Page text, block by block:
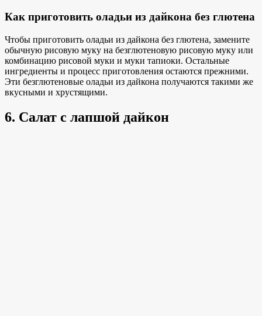
Как приготовить оладьи из дайкона без глютена
Чтобы приготовить оладьи из дайкона без глютена, замените
обычную рисовую муку на безглютеновую рисовую муку или
комбинацию рисовой муки и муки тапиоки. Остальные
ингредиенты и процесс приготовления остаются прежними.
Эти безглютеновые оладьи из дайкона получаются такими же
вкусными и хрустящими.
6. Салат с лапшой дайкон